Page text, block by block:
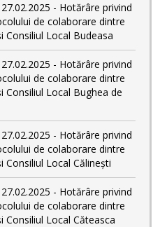
- Hotărâre privind
de colaborare dintre
Consiliul Local Budeasa
- Hotărâre privind
de colaborare dintre
Consiliul Local Bughea de
- Hotărâre privind
de colaborare dintre
Consiliul Local Călinești
- Hotărâre privind
de colaborare dintre
Consiliul Local Căteasca